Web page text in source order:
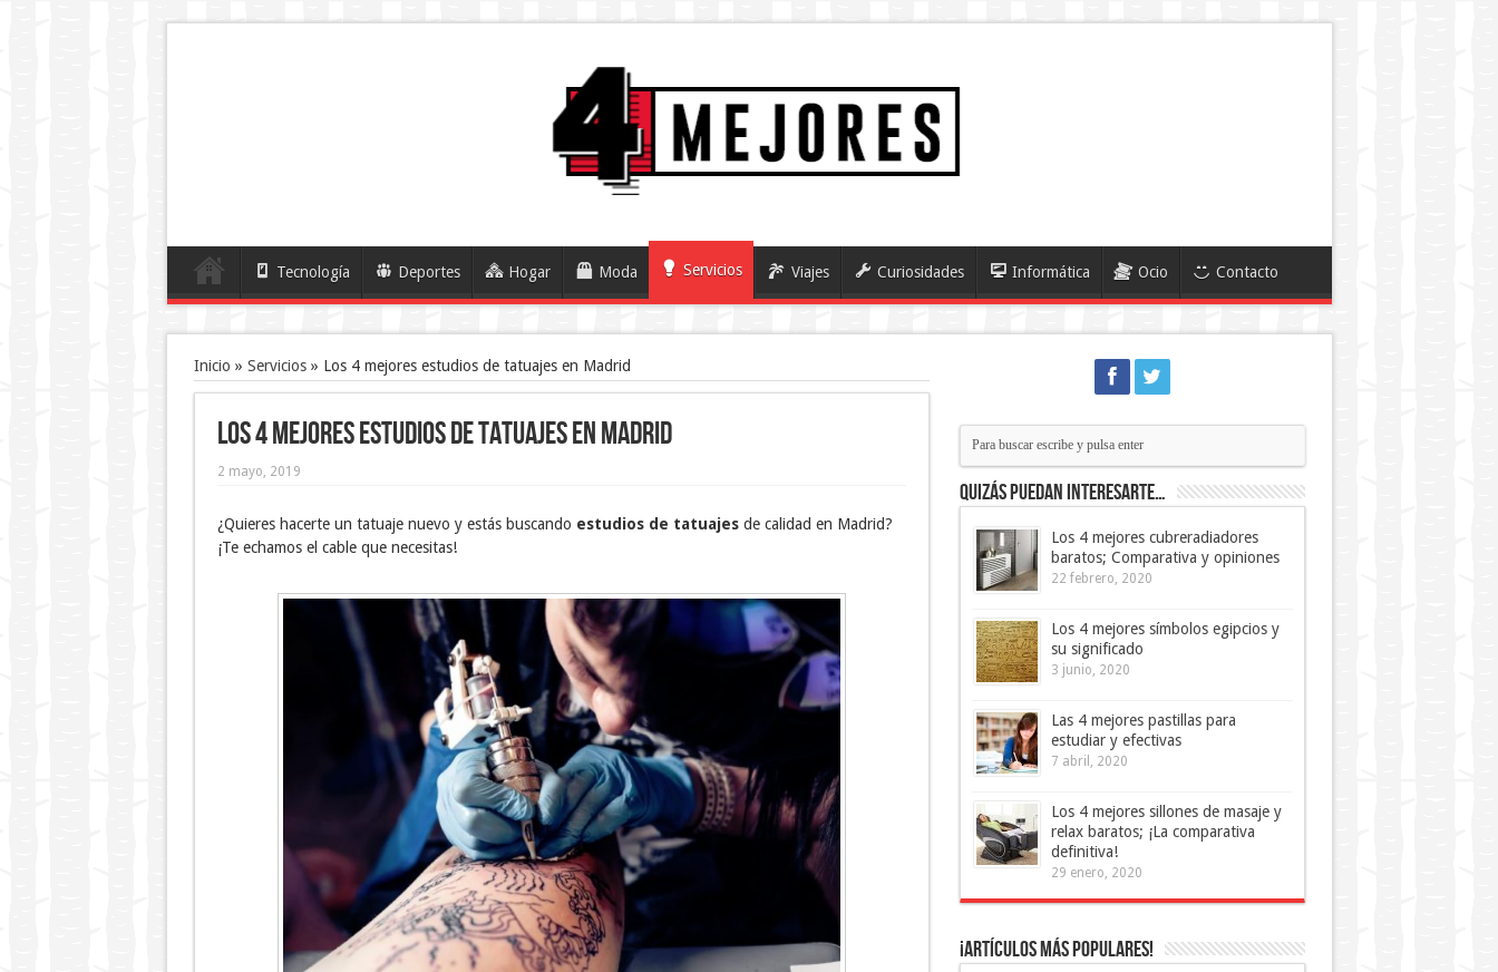
Tecnología Deportes Hogar Moda Servicios Viajes Curiosidades Informática Ocio Contacto
Inicio » Servicios» Los 4 mejores estudios de tatuajes en Madrid
Los 4 mejores estudios de tatuajes en Madrid
2 mayo, 2019
¿Quieres hacerte un tatuaje nuevo y estás buscando estudios de tatuajesde calidad en Madrid?
¡Te echamos el cable que necesitas!
Quizás puedan interesarte…
Los 4 mejores cubreradiadores
baratos; Comparativa y opiniones
22 febrero, 2020
Los 4 mejores símbolos egipcios y
su significado
3 junio, 2020
Las 4 mejores pastillas para
estudiar y efectivas
7 abril, 2020
Los 4 mejores sillones de masaje y
relax baratos; ¡La comparativa
definitiva!
29 enero, 2020
¡Artículos más Populares!